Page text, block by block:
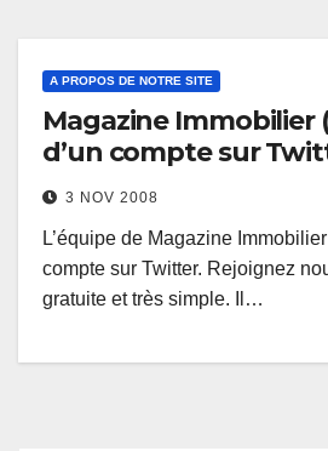
A PROPOS DE NOTRE SITE
Magazine Immobilier
d’un compte sur
3 NOV 2008
L’équipe de Magazine
compte sur Twitter. Rejoignez
gratuite et très simple. Il…